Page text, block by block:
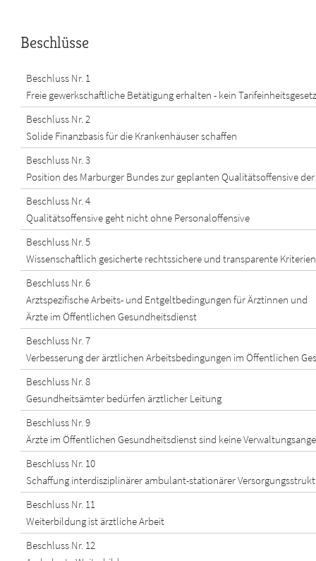
Beschlüsse
Beschluss Nr. 1
Freie gewerkschaftliche Betätigung erhalten - kein
Beschluss Nr. 2
Solide Finanzbasis für die Krankenhäuser schaffen
Beschluss Nr. 3
Position des Marburger Bundes zur geplanten Qualitätsoffensive
Beschluss Nr. 4
Qualitätsoffensive geht nicht ohne Personaloffensive
Beschluss Nr. 5
Wissenschaftlich gesicherte rechtssichere und transparente
Beschluss Nr. 6
Arztspezifische Arbeits- und Entgeltbedingungen für Ärztinnen und
Ärzte im Öffentlichen Gesundheitsdienst
Beschluss Nr. 7
Verbesserung der ärztlichen Arbeitsbedingungen im Öffentlichen
Beschluss Nr. 8
Gesundheitsämter bedürfen ärztlicher Leitung
Beschluss Nr. 9
Ärzte im Öffentlichen Gesundheitsdienst sind keine
Beschluss Nr. 10
Schaffung interdisziplinärer ambulant-stationärer
Beschluss Nr. 11
Weiterbildung ist ärztliche Arbeit
Beschluss Nr. 12